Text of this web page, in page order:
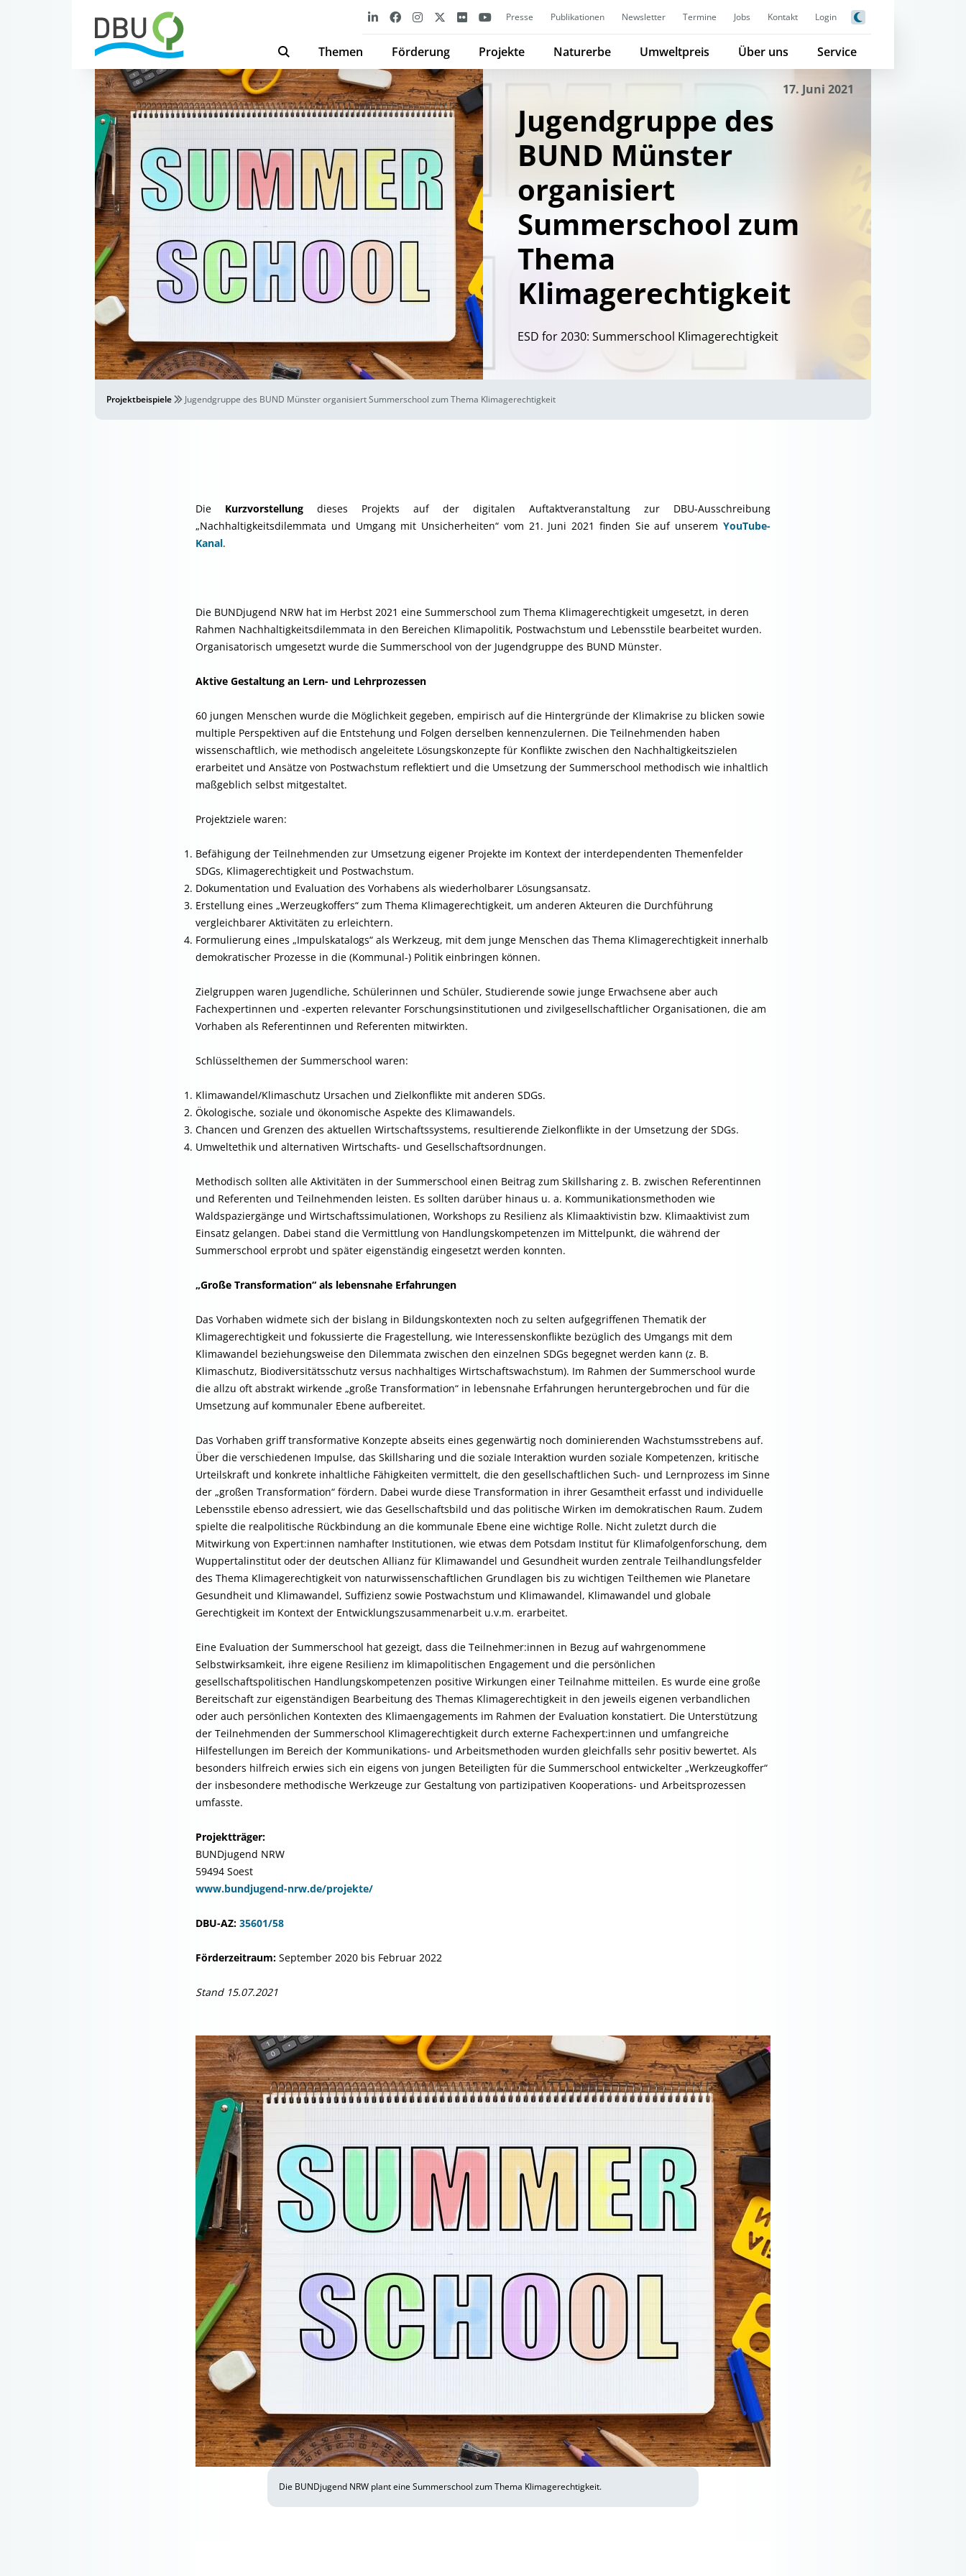
Presse Publikationen Newsletter Termine Jobs Kontakt Login
Themen Förderung Projekte Naturerbe Umweltpreis Über uns Service
17. Juni 2021
Jugendgruppe des
BUND Münster
organisiert
Summerschool zum
Thema
Klimagerechtigkeit
ESD for 2030: Summerschool Klimagerechtigkeit
Projektbeispiele Jugendgruppe des BUND Münster organisiert Summerschool zum Thema Klimagerechtigkeit
Die Kurzvorstellung dieses Projekts auf der digitalen Auftaktveranstaltung zur DBU-Ausschreibung
„Nachhaltigkeitsdilemmata und Umgang mit Unsicherheiten“ vom 21. Juni 2021 finden Sie auf unserem YouTube-
Kanal.
Die BUNDjugend NRW hat im Herbst 2021 eine Summerschool zum Thema Klimagerechtigkeit umgesetzt, in deren
Rahmen Nachhaltigkeitsdilemmata in den Bereichen Klimapolitik, Postwachstum und Lebensstile bearbeitet wurden.
Organisatorisch umgesetzt wurde die Summerschool von der Jugendgruppe des BUND Münster.
Aktive Gestaltung an Lern- und Lehrprozessen
60 jungen Menschen wurde die Möglichkeit gegeben, empirisch auf die Hintergründe der Klimakrise zu blicken sowie
multiple Perspektiven auf die Entstehung und Folgen derselben kennenzulernen. Die Teilnehmenden haben
wissenschaftlich, wie methodisch angeleitete Lösungskonzepte für Konflikte zwischen den Nachhaltigkeitszielen
erarbeitet und Ansätze von Postwachstum reflektiert und die Umsetzung der Summerschool methodisch wie inhaltlich
maßgeblich selbst mitgestaltet.
Projektziele waren:
Befähigung der Teilnehmenden zur Umsetzung eigener Projekte im Kontext der interdependenten Themenfelder
SDGs, Klimagerechtigkeit und Postwachstum.
Dokumentation und Evaluation des Vorhabens als wiederholbarer Lösungsansatz.
Erstellung eines „Werzeugkoffers“ zum Thema Klimagerechtigkeit, um anderen Akteuren die Durchführung
vergleichbarer Aktivitäten zu erleichtern.
Formulierung eines „Impulskatalogs“ als Werkzeug, mit dem junge Menschen das Thema Klimagerechtigkeit innerhalb
demokratischer Prozesse in die (Kommunal-) Politik einbringen können.
Zielgruppen waren Jugendliche, Schülerinnen und Schüler, Studierende sowie junge Erwachsene aber auch
Fachexpertinnen und -experten relevanter Forschungsinstitutionen und zivilgesellschaftlicher Organisationen, die am
Vorhaben als Referentinnen und Referenten mitwirkten.
Schlüsselthemen der Summerschool waren:
Klimawandel/Klimaschutz Ursachen und Zielkonflikte mit anderen SDGs.
Ökologische, soziale und ökonomische Aspekte des Klimawandels.
Chancen und Grenzen des aktuellen Wirtschaftssystems, resultierende Zielkonflikte in der Umsetzung der SDGs.
Umweltethik und alternativen Wirtschafts- und Gesellschaftsordnungen.
Methodisch sollten alle Aktivitäten in der Summerschool einen Beitrag zum Skillsharing z. B. zwischen Referentinnen
und Referenten und Teilnehmenden leisten. Es sollten darüber hinaus u. a. Kommunikationsmethoden wie
Waldspaziergänge und Wirtschaftssimulationen, Workshops zu Resilienz als Klimaaktivistin bzw. Klimaaktivist zum
Einsatz gelangen. Dabei stand die Vermittlung von Handlungskompetenzen im Mittelpunkt, die während der
Summerschool erprobt und später eigenständig eingesetzt werden konnten.
„Große Transformation“ als lebensnahe Erfahrungen
Das Vorhaben widmete sich der bislang in Bildungskontexten noch zu selten aufgegriffenen Thematik der
Klimagerechtigkeit und fokussierte die Fragestellung, wie Interessenskonflikte bezüglich des Umgangs mit dem
Klimawandel beziehungsweise den Dilemmata zwischen den einzelnen SDGs begegnet werden kann (z. B.
Klimaschutz, Biodiversitätsschutz versus nachhaltiges Wirtschaftswachstum). Im Rahmen der Summerschool wurde
die allzu oft abstrakt wirkende „große Transformation“ in lebensnahe Erfahrungen heruntergebrochen und für die
Umsetzung auf kommunaler Ebene aufbereitet.
Das Vorhaben griff transformative Konzepte abseits eines gegenwärtig noch dominierenden Wachstumsstrebens auf.
Über die verschiedenen Impulse, das Skillsharing und die soziale Interaktion wurden soziale Kompetenzen, kritische
Urteilskraft und konkrete inhaltliche Fähigkeiten vermittelt, die den gesellschaftlichen Such- und Lernprozess im Sinne
der „großen Transformation“ fördern. Dabei wurde diese Transformation in ihrer Gesamtheit erfasst und individuelle
Lebensstile ebenso adressiert, wie das Gesellschaftsbild und das politische Wirken im demokratischen Raum. Zudem
spielte die realpolitische Rückbindung an die kommunale Ebene eine wichtige Rolle. Nicht zuletzt durch die
Mitwirkung von Expert:innen namhafter Institutionen, wie etwas dem Potsdam Institut für Klimafolgenforschung, dem
Wuppertalinstitut oder der deutschen Allianz für Klimawandel und Gesundheit wurden zentrale Teilhandlungsfelder
des Thema Klimagerechtigkeit von naturwissenschaftlichen Grundlagen bis zu wichtigen Teilthemen wie Planetare
Gesundheit und Klimawandel, Suffizienz sowie Postwachstum und Klimawandel, Klimawandel und globale
Gerechtigkeit im Kontext der Entwicklungszusammenarbeit u.v.m. erarbeitet.
Eine Evaluation der Summerschool hat gezeigt, dass die Teilnehmer:innen in Bezug auf wahrgenommene
Selbstwirksamkeit, ihre eigene Resilienz im klimapolitischen Engagement und die persönlichen
gesellschaftspolitischen Handlungskompetenzen positive Wirkungen einer Teilnahme mitteilen. Es wurde eine große
Bereitschaft zur eigenständigen Bearbeitung des Themas Klimagerechtigkeit in den jeweils eigenen verbandlichen
oder auch persönlichen Kontexten des Klimaengagements im Rahmen der Evaluation konstatiert. Die Unterstützung
der Teilnehmenden der Summerschool Klimagerechtigkeit durch externe Fachexpert:innen und umfangreiche
Hilfestellungen im Bereich der Kommunikations- und Arbeitsmethoden wurden gleichfalls sehr positiv bewertet. Als
besonders hilfreich erwies sich ein eigens von jungen Beteiligten für die Summerschool entwickelter „Werkzeugkoffer“
der insbesondere methodische Werkzeuge zur Gestaltung von partizipativen Kooperations- und Arbeitsprozessen
umfasste.
Projektträger:
BUNDjugend NRW
59494 Soest
www.bundjugend-nrw.de/projekte/
DBU-AZ: 35601/58
Förderzeitraum: September 2020 bis Februar 2022
Stand 15.07.2021
Die BUNDjugend NRW plant eine Summerschool zum Thema Klimagerechtigkeit.